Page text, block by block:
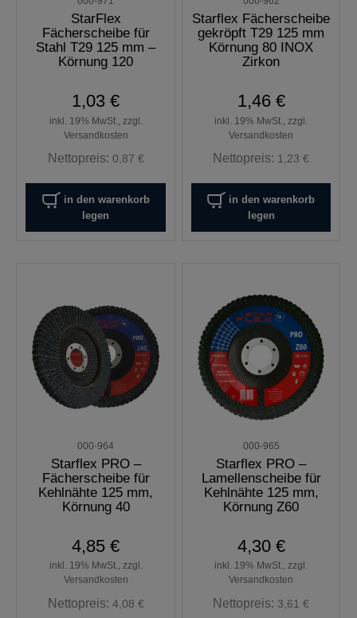
StarFlex
Fächerscheibe für
Stahl T29 125 mm –
Körnung 120
1,03 €
inkl. 19% MwSt., zzgl.
Versandkosten
Nettopreis: 0,87 €
in den warenkorb
legen
Starflex Fächerscheibe
gekröpft T29 125 mm
Körnung 80 INOX
Zirkon
1,46 €
inkl. 19% MwSt., zzgl.
Versandkosten
Nettopreis: 1,23 €
in den warenkorb
legen
000-964
Starflex PRO –
Fächerscheibe für
Kehlnähte 125 mm,
Körnung 40
4,85 €
inkl. 19% MwSt., zzgl.
Versandkosten
Nettopreis: 4,08 €
000-965
Starflex PRO –
Lamellenscheibe für
Kehlnähte 125 mm,
Körnung Z60
4,30 €
inkl. 19% MwSt., zzgl.
Versandkosten
Nettopreis: 3,61 €